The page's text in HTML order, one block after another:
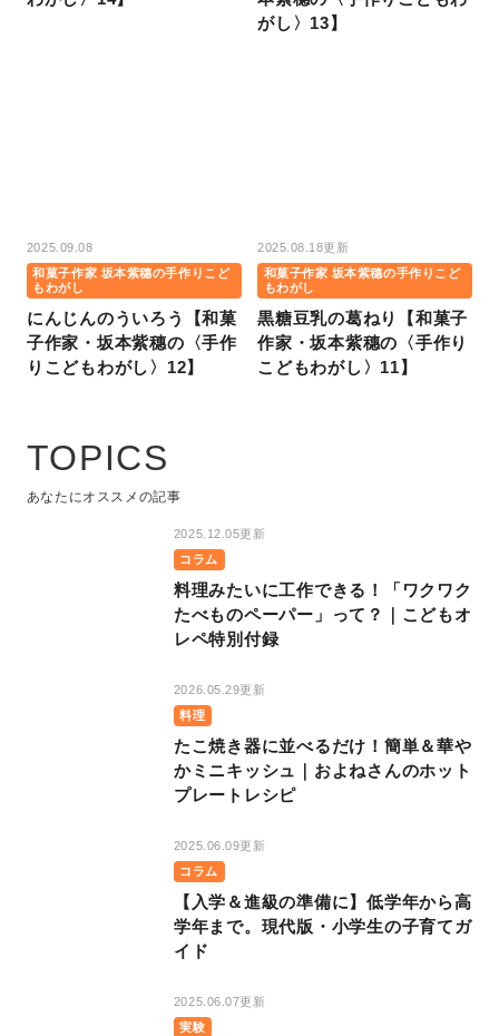
がし〉13】
2025.09.08
和菓子作家 坂本紫穗の手作りこど
もわがし
にんじんのういろう【和菓
子作家・坂本紫穗の〈手作
りこどもわがし〉12】
2025.08.18更新
和菓子作家 坂本紫穗の手作りこど
もわがし
黒糖豆乳の葛ねり【和菓子
作家・坂本紫穗の〈手作り
こどもわがし〉11】
TOPICS
あなたにオススメの記事
2025.12.05更新
コラム
料理みたいに工作できる！「ワクワク
たべものペーパー」って？｜こどもオ
レペ特別付録
2026.05.29更新
料理
たこ焼き器に並べるだけ！簡単＆華や
かミニキッシュ｜およねさんのホット
プレートレシピ
2025.06.09更新
コラム
【入学＆進級の準備に】低学年から高
学年まで。現代版・小学生の子育てガ
イド
2025.06.07更新
実験